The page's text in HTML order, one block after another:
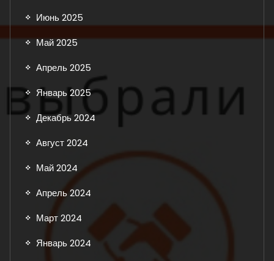
Июнь 2025
Май 2025
Апрель 2025
Январь 2025
Декабрь 2024
Август 2024
Май 2024
Апрель 2024
Март 2024
Январь 2024